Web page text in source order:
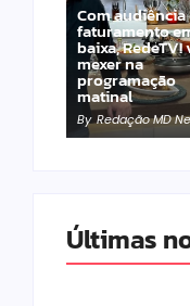
Com audiência
faturamento
baixa, RedeTV!
mexer na
programação
matinal
By Redação MD
Últimas